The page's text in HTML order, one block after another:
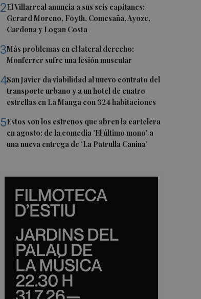
2El Villarreal anuncia a sus seis capitanes:
Gerard Moreno, Foyth, Comesaña, Ayoze,
Cardona y Logan Costa
3Más problemas en el lateral derecho:
Monferrer sufre una lesión muscular
4San Javier da viabilidad al nuevo contrato del
transporte urbano y a un hotel de cuatro
estrellas en La Manga con 324 habitaciones
5Estos son los estrenos que abren la cartelera
en agosto: de la comedia 'El último mono' a
una nueva entrega de 'La Patrulla Canina'